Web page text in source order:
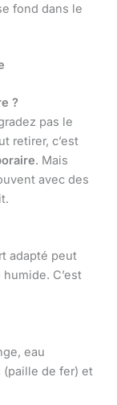
fond dans le
?
pas le
retirer, c’est
. Mais
avec des
adapté peut
C’est
eau
(paille de fer) et